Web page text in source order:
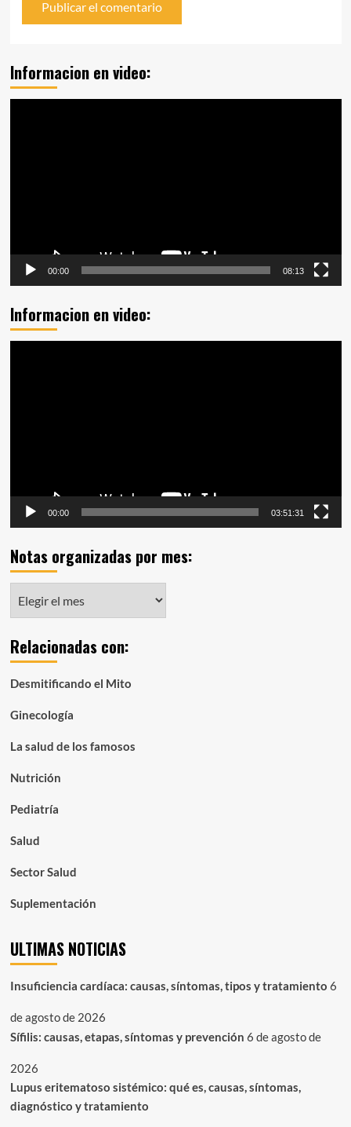
Informacion en video:
00:00 08:13
Informacion en video:
00:00 03:51:31
Notas organizadas por mes:
organizadas
mes:
Relacionadas con:
Desmitificando el Mito
Ginecología
La salud de los famosos
Nutrición
Pediatría
Salud
Sector Salud
Suplementación
ULTIMAS NOTICIAS
Insuficiencia cardíaca: causas, síntomas, tipos y tratamiento 6
de agosto de 2026
Sífilis: causas, etapas, síntomas y prevención 6 de agosto de
2026
Lupus eritematoso sistémico: qué es, causas, síntomas,
diagnóstico y tratamiento